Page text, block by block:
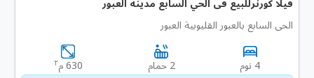
فيلا كورنرللبيع فى الحي السابع مدينة العبور
الحى السابع بالعبور القليوبية العبور
4 نوم 2 حمام 630 م ٢